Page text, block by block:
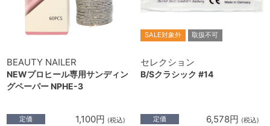
BEAUTY NAILER
NEWプロヒール専用サンディン
グペーパー NPHE-3
定価 1,100円 (税込)
SALE対象外 取扱不可
セレクション
B/Sクラシック #14
定価 6,578円 (税込)